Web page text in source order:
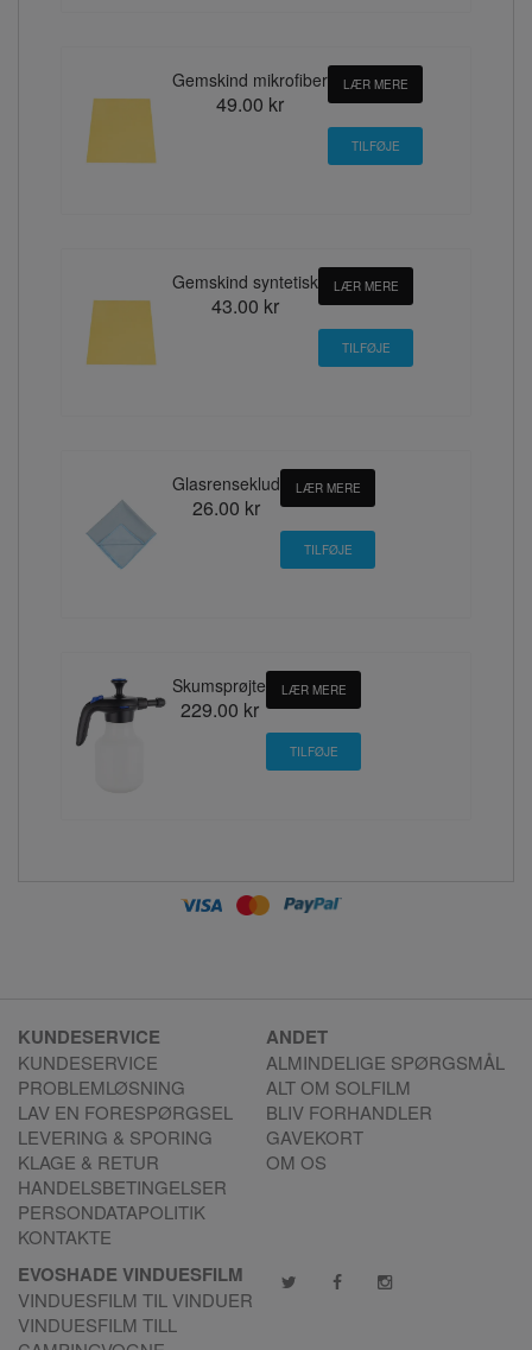
Gemskind mikrofiber
49.00 kr
LÆR MERE
Gemskind syntetisk
43.00 kr
LÆR MERE
Glasrenseklud
26.00 kr
LÆR MERE
Skumsprøjte
229.00 kr
LÆR MERE
KUNDESERVICE
KUNDESERVICE
PROBLEMLØSNING
LAV EN FORESPØRGSEL
LEVERING & SPORING
KLAGE & RETUR
HANDELSBETINGELSER
PERSONDATAPOLITIK
KONTAKTE
ANDET
ALMINDELIGE SPØRGSMÅL
ALT OM SOLFILM
BLIV FORHANDLER
GAVEKORT
OM OS
EVOSHADE VINDUESFILM
VINDUESFILM TIL VINDUER
VINDUESFILM TILL